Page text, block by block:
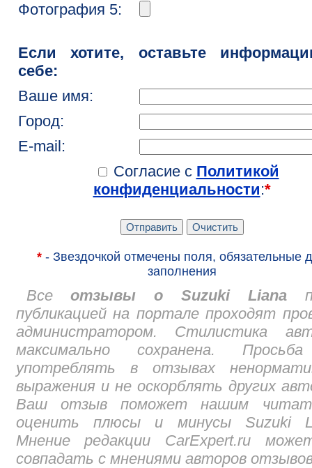
Фотография 5:
Если хотите, оставьте
себе:
Ваше имя:
Город:
E-mail:
Согласие с Политикой
конфиденциальности:*
*- Звездочкой отмечены поля, обязательные
заполнения
Всеотзывы о Suzuki Liana
публикацией на портале проходят
администратором. Стилистика
максимально сохранена.
употреблять в отзывах
выражения и не оскорблять других
Ваш отзыв поможет нашим
оценить плюсы и минусы Suzuki
Мнение редакции CarExpert.ru
совпадать с мнениями авторов